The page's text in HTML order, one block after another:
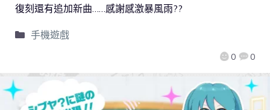
0 0
復刻還有追加新曲……感謝感激暴風雨??
手機遊戲